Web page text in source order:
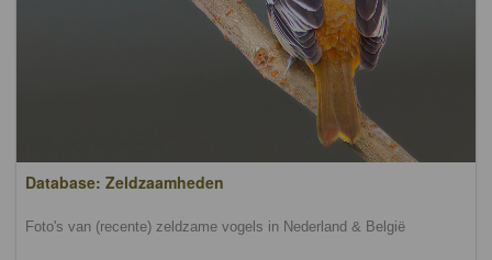
Database: Zeldzaamheden
Foto's van (recente) zeldzame vogels in Nederland & België